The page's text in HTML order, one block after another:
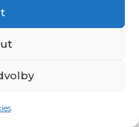
magazíny:
|Recepter.cz|